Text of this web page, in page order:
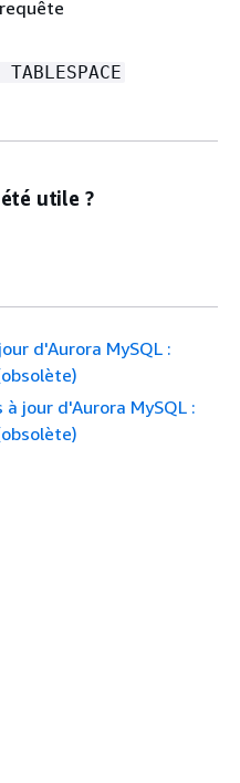
TABLESPACE
utile ?
d'Aurora MySQL :
à jour d'Aurora MySQL :